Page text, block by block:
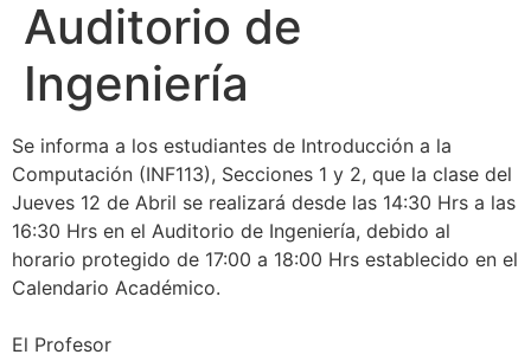
Auditorio de
Ingeniería
Se informa a los estudiantes de Introducción a la
Computación (INF113), Secciones 1 y 2, que la clase del
Jueves 12 de Abril se realizará desde las 14:30 Hrs a las
16:30 Hrs en el Auditorio de Ingeniería, debido al
horario protegido de 17:00 a 18:00 Hrs establecido en el
Calendario Académico.
El Profesor